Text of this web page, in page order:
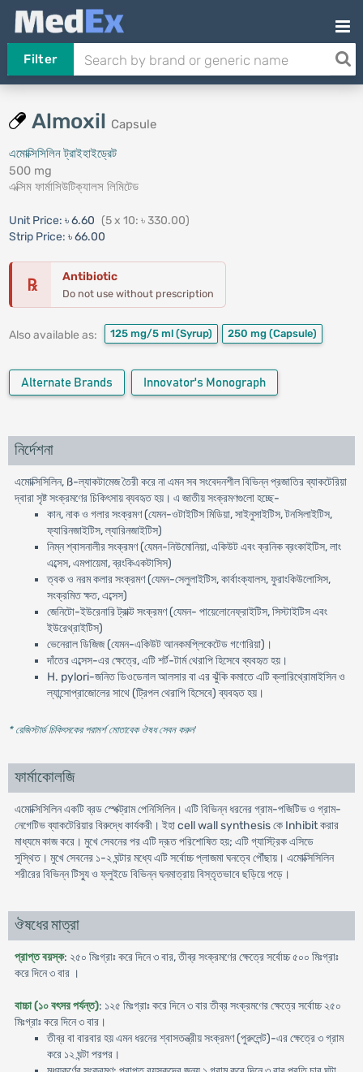
Filter
Almoxil Capsule
এমোক্সিসিলিন ট্রাইহাইড্রেট
500 mg
এক্সিম ফার্মাসিউটিক্যালস লিমিটেড
Unit Price: ৳ 6.60 (5 x 10: ৳ 330.00)
Strip Price: ৳ 66.00
℞ Antibiotic
Do not use without prescription
Also available as: 125 mg/5 ml (Syrup) 250 mg (Capsule)
Alternate Brands Innovator's Monograph
নির্দেশনা
এমোক্সিসিলিন, ß-ল্যাকটামেজ তৈরী করে না এমন সব সংবেদনশীল বিভিন্ন প্রজাতির ব্যাকটেরিয়া
দ্বারা সৃষ্ট সংক্রমণের চিকিৎসায় ব্যবহৃত হয়। এ জাতীয় সংক্রমণগুলো হচ্ছে-
কান, নাক ও গলার সংক্রমণ (যেমন-ওটাইটিস মিডিয়া, সাইনুসাইটিস, টনসিলাইটিস,
ফ্যারিনজাইটিস, ল্যারিনজাইটিস)
নিম্ন শ্বাসনালীর সংক্রমণ (যেমন-নিউমোনিয়া, একিউট এবং ক্রনিক ব্রংকাইটিস, লাং
এব্সেস, এমপায়েমা, ব্রংকিএকটাসিস)
ত্বক ও নরম কলার সংক্রমণ (যেমন-সেলুলাইটিস, কার্বাংক্যালস, ফুরাংকিউলোসিস,
সংক্রমিত ক্ষত, এব্সেস)
জেনিটো-ইউরেনারি ট্রাক্ট সংক্রমণ (যেমন- পায়েলোনেফ্রাইটিস, সিস্টাইটিস এবং
ইউরেথ্রাইটিস)
ভেনেরাল ডিজিজ (যেমন-একিউট আনকমপ্লিকেটেড গণোরিয়া)।
দাঁতের এব্সেস-এর ক্ষেত্রে, এটি শর্ট-টার্ম থেরাপি হিসেবে ব্যবহৃত হয়।
H. pylori-জনিত ডিওডেনাল আলসার বা এর ঝুঁকি কমাতে এটি ক্লারিথ্রোমাইসিন ও
ল্যান্সোপ্রাজোলের সাথে (ট্রিপল থেরাপি হিসেবে) ব্যবহৃত হয়।
* রেজিস্টার্ড চিকিৎসকের পরামর্শ মোতাবেক ঔষধ সেবন করুন'
ফার্মাকোলজি
এমোক্সিসিলিন একটি ব্রড স্পেক্ট্রাম পেনিসিলিন। এটি বিভিন্ন ধরনের গ্রাম-পজিটিভ ও গ্রাম-
নেগেটিভ ব্যাকটেরিয়ার বিরুদ্ধে কার্যকরী। ইহা cell wall synthesis কে Inhibit করার
মাধ্যমে কাজ করে। মুখে সেবনের পর এটি দ্রূত পরিশোষিত হয়; এটি গ্যাস্ট্রিক এসিডে
সুস্থিত। মুখে সেবনের ১-২ ঘন্টার মধ্যে এটি সর্বোচ্চ প্লাজমা ঘনত্বে পৌঁছায়। এমোক্সিসিলিন
শরীরের বিভিন্ন টিস্যু ও ফ্লুইডে বিভিন্ন ঘনমাত্রায় বিস্তৃতভাবে ছড়িয়ে পড়ে।
ঔষধের মাত্রা
প্রাপ্ত বয়স্ক: ২৫০ মিঃগ্রাঃ করে দিনে ৩ বার, তীব্র সংক্রমণের ক্ষেত্রে সর্বোচ্চ ৫০০ মিঃগ্রাঃ
করে দিনে ৩ বার ।
বাচ্চা (১০ বৎসর পর্যন্ত): ১২৫ মিঃগ্রাঃ করে দিনে ৩ বার তীব্র সংক্রমণের ক্ষেত্রে সর্বোচ্চ ২৫০
মিঃগ্রাঃ করে দিনে ৩ বার।
তীব্র বা বারবার হয় এমন ধরনের শ্বাসতন্ত্রীয় সংক্রমণ (পুরুলেন্ট)-এর ক্ষেত্রে ৩ গ্রাম
করে ১২ ঘন্টা পরপর।